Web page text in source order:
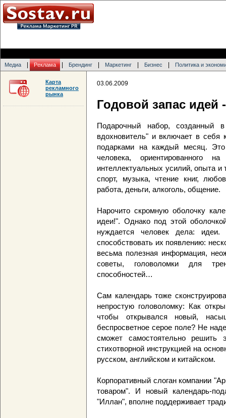
Медиа Реклама Брендинг Маркетинг Бизнес Политика и
03.06.2009
Годовой запас идей
Подарочный набор, созданный
вдохновитель" и включает в себя
подарками на каждый месяц.
человека, ориентированного
интеллектуальных усилий, опыта и
спорт, музыка, чтение книг,
работа, деньги, алкоголь, общение.
Нарочито скромную оболочку
идеи!". Однако под этой
нуждается человек дела:
способствовать их появлению:
весьма полезная информация,
советы, головоломки для
способностей…
Сам календарь тоже
непростую головоломку: Как
чтобы открывался новый,
беспросветное серое поле? Не
сможет самостоятельно решить
стихотворной инструкцией на
русском, английском и китайском.
Корпоративный слоган компании
товаром". И новый календарь-
"Иллан", вполне поддерживает
Карта
рекламного
рынка